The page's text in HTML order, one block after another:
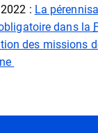
: La
dans la
des missions